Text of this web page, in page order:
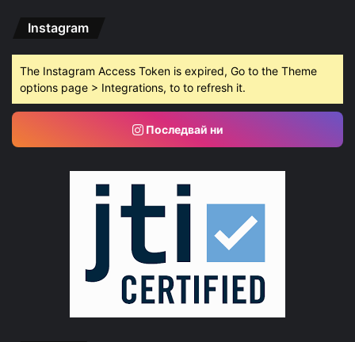
Instagram
The Instagram Access Token is expired, Go to the Theme
options page > Integrations, to to refresh it.
Последвай ни